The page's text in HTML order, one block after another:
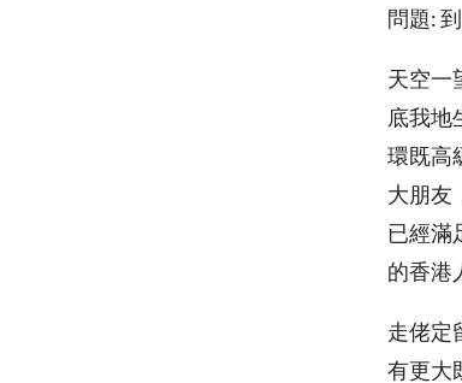
問題:
天空一
底我地
環既高
大朋友
已經滿
的香港
走佬定
有更大